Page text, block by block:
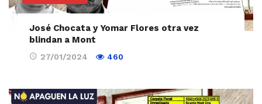
José Chocata y Yomar Flores otra vez
blindan a Mont
27/01/2024 460